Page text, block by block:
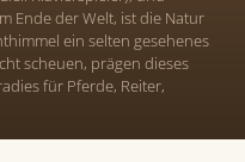
Ende der Welt, ist die Natur
ein selten gesehenes
scheuen, prägen dieses
für Pferde, Reiter,